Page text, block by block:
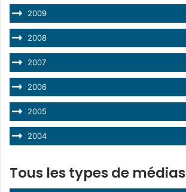
2009
2008
2007
2006
2005
2004
Tous les types de médias